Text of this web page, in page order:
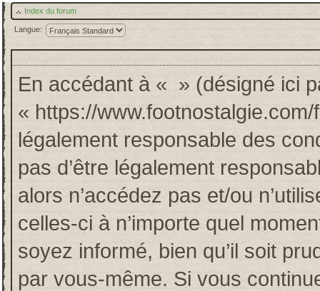
Index du forum
Langue:
En accédant à « » (désigné ici
« https://
légalement responsable des
pas d’être légalement
alors n’accédez pas et/ou
celles-ci à n’importe quel
soyez informé, bien qu’il soit
par vous-même. Si vous